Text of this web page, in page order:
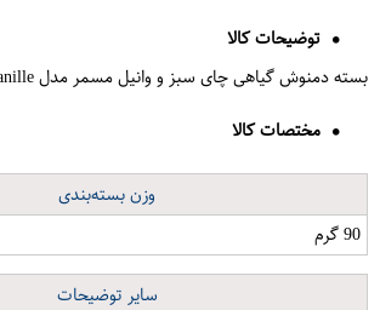
توضیحات کالا
بسته دمنوش گیاهی چای سبز و وانیل مسمر مدل Gruner Tea Vanille
مختصات کالا
وزن بسته‌بندی
90 گرم
سایر توضیحات